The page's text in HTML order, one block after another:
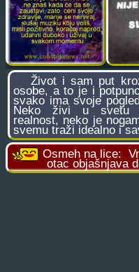
Život i sam put
osobe, a to je i
svako ima svoje
Neko živi u svetu
realnost, neko je
svemu traži idealno i
Osmeh na lice:
otac objašnjava